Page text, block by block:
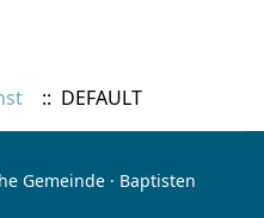
:: DEFAULT
Gemeinde · Baptisten